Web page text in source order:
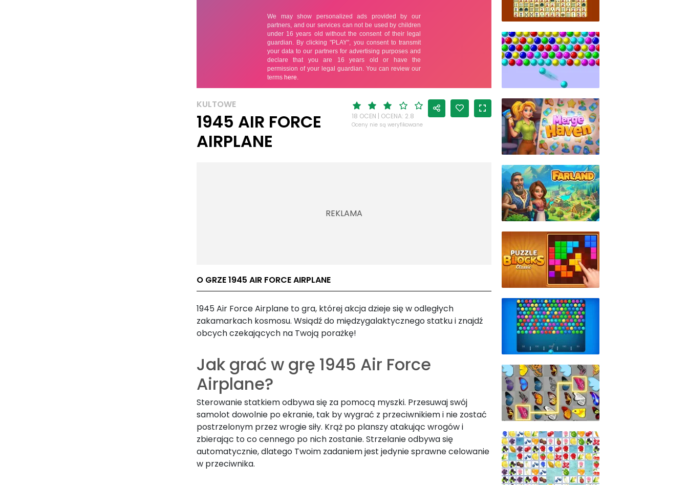
KULTOWE
1945 AIR FORCE
AIRPLANE
18 OCEN | OCENA: 2.8
Oceny nie są weryfikowane
O GRZE 1945 AIR FORCE AIRPLANE
1945 Air Force Airplane to gra, której akcja dzieje się w odległych
zakamarkach kosmosu. Wsiądź do międzygalaktycznego statku i znajdź
obcych czekających na Twoją porażkę!
Jak grać w grę 1945 Air Force
Airplane?
Sterowanie statkiem odbywa się za pomocą myszki. Przesuwaj swój
samolot dowolnie po ekranie, tak by wygrać z przeciwnikiem i nie zostać
postrzelonym przez wrogie siły. Krąż po planszy atakując wrogów i
zbierając to co cennego po nich zostanie. Strzelanie odbywa się
automatycznie, dlatego Twoim zadaniem jest jedynie sprawne celowanie
w przeciwnika.